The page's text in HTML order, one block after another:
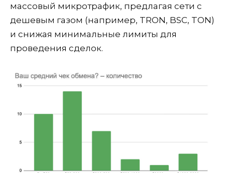
массовый микротрафик, предлагая сети с
дешевым газом (например, TRON, BSC, TON)
и снижая минимальные лимиты для
проведения сделок.